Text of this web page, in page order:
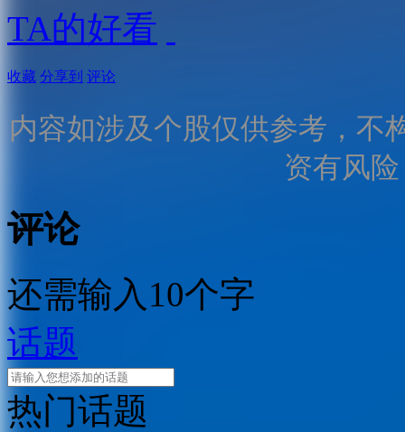
TA的好看
收藏 分享到 评论
内容如涉及个股仅供参考，不
资有风
评论
还需输入10个字
话题
热门话题